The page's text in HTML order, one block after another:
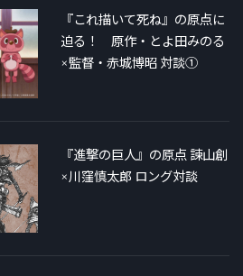
『これ描いて死ね』の原点に
迫る！ 原作・とよ田みのる
×監督・赤城博昭 対談①
『進撃の巨人』の原点 諫山創
×川窪慎太郎 ロング対談